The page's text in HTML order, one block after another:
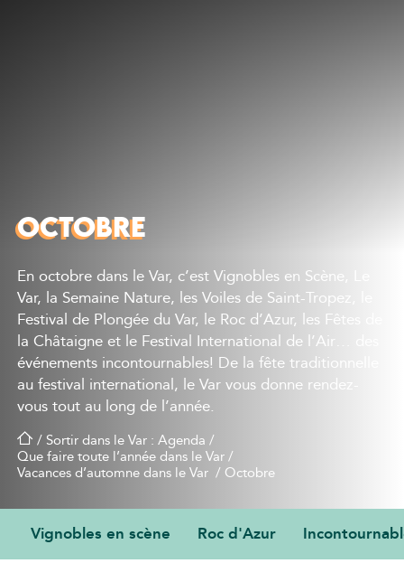
OCTOBRE
En octobre dans le Var, c’est Vignobles en Scène, Le
Var, la Semaine Nature, les Voiles de Saint-Tropez, le
Festival de Plongée du Var, le Roc d’Azur, les Fêtes de
la Châtaigne et le Festival International de l’Air… des
événements incontournables! De la fête traditionnelle
au festival international, le Var vous donne rendez-
vous tout au long de l’année.
/ Sortir dans le Var : Agenda /
Que faire toute l’année dans le Var/
Vacances d’automne dans le Var / Octobre
Vignobles en scène Roc d'Azur
VIGNOBLES EN SCÈNE